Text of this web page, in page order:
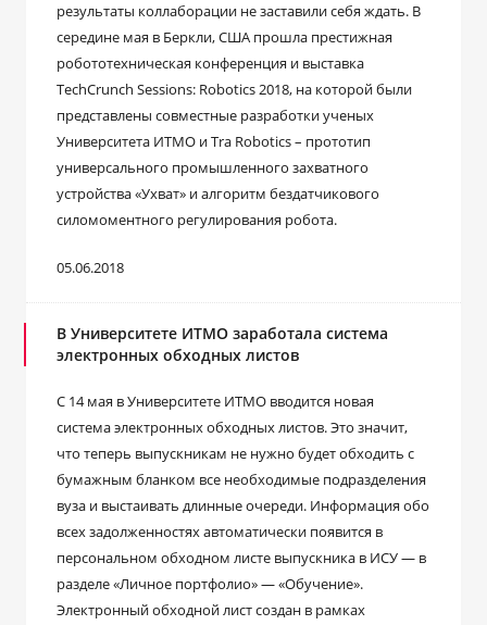
результаты коллаборации не заставили себя ждать. В
середине мая в Беркли, США прошла престижная
робототехническая конференция и выставка
TechCrunch Sessions: Robotics 2018, на которой были
представлены совместные разработки ученых
Университета ИТМО и Tra Robotics ­– прототип
универсального промышленного захватного
устройства «Ухват» и алгоритм бездатчикового
силомоментного регулирования робота.
05.06.2018
В Университете ИТМО заработала система
электронных обходных листов
С 14 мая в Университете ИТМО вводится новая
система электронных обходных листов. Это значит,
что теперь выпускникам не нужно будет обходить с
бумажным бланком все необходимые подразделения
вуза и выстаивать длинные очереди. Информация обо
всех задолженностях автоматически появится в
персональном обходном листе выпускника в ИСУ — в
разделе «Личное портфолио» — «Обучение».
Электронный обходной лист создан в рамках